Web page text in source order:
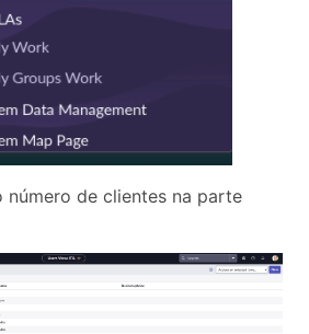
número de clientes na parte